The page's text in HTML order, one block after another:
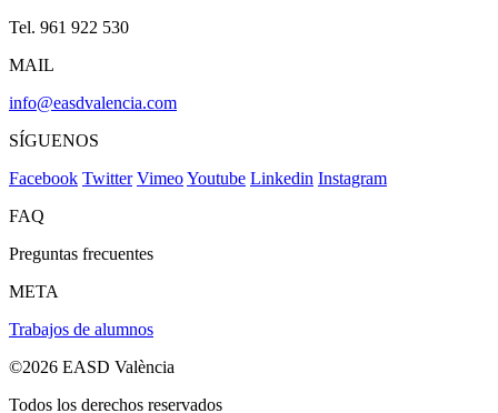
Tel. 961 922 530
MAIL
info@easdvalencia.com
SÍGUENOS
Facebook Twitter VimeoYoutube Linkedin Instagram
FAQ
Preguntas frecuentes
META
Trabajos de alumnos
©2026 EASD València
Todos los derechos reservados